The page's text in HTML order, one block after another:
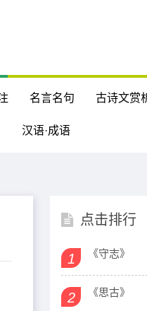
名言名句 古诗文赏
汉语·成语
点击排行
1 《守志》
2 《思古》